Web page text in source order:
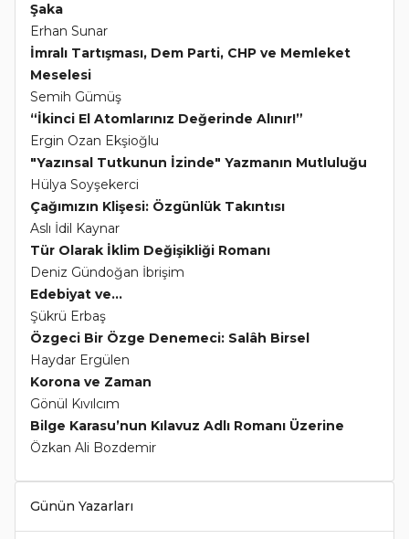
Şaka
Erhan Sunar
İmralı Tartışması, Dem Parti, CHP ve Memleket
Meselesi
Semih Gümüş
“İkinci El Atomlarınız Değerinde Alınır!”
Ergin Ozan Ekşioğlu
"Yazınsal Tutkunun İzinde" Yazmanın Mutluluğu
Hülya Soyşekerci
Çağımızın Klişesi: Özgünlük Takıntısı
Aslı İdil Kaynar
Tür Olarak İklim Değişikliği Romanı
Deniz Gündoğan İbrişim
Edebiyat ve...
Şükrü Erbaş
Özgeci Bir Özge Denemeci: Salâh Birsel
Haydar Ergülen
Korona ve Zaman
Gönül Kıvılcım
Bilge Karasu’nun Kılavuz Adlı Romanı Üzerine
Özkan Ali Bozdemir
Günün Yazarları